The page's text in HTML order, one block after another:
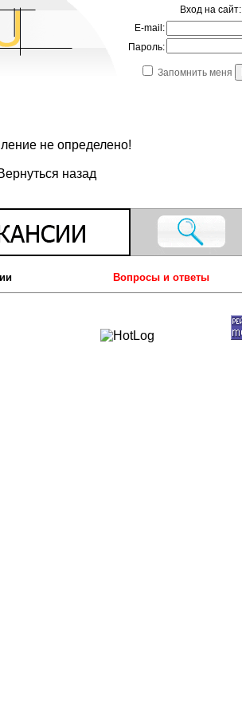
Вход на сайт:
E-mail:
Пароль:
Запомнить меня
не определено!
назад
Вопросы и ответы